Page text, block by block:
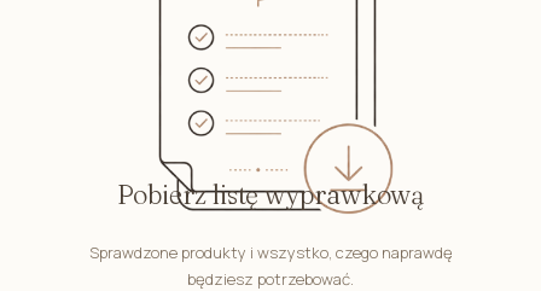
Pobierz listę wyprawkową
Sprawdzone produkty i wszystko, czego naprawdę
będziesz potrzebować.